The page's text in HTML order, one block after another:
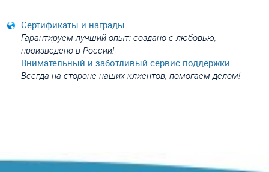
Сертификаты и награды
Гарантируем лучший опыт: создано с любовью,
произведено в России!
Внимательный и заботливый сервис поддержки
Всегда на стороне наших клиентов, помогаем делом!